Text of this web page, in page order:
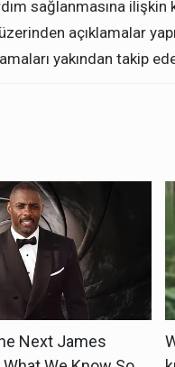
sağlanmasına ilişkin
açıklamalar
yakından takip